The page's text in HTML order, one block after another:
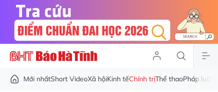
Mới nhấtShort VideoXã hộiKinh tếChính trịThể thaoPháp luật